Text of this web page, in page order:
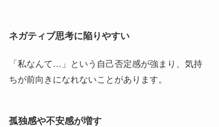
ネガティブ思考に陥りやすい
「私なんて…」という自己否定感が強まり、気持
ちが前向きになれないことがあります。
孤独感や不安感が増す